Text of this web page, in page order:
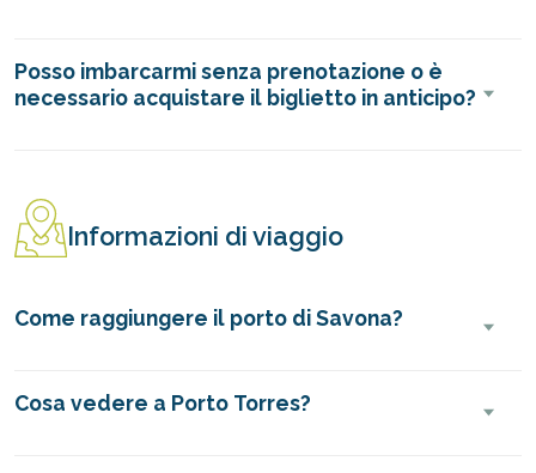
Posso imbarcarmi senza prenotazione o è
necessario acquistare il biglietto in anticipo?
Informazioni di viaggio
Come raggiungere il porto di Savona?
Cosa vedere a Porto Torres?